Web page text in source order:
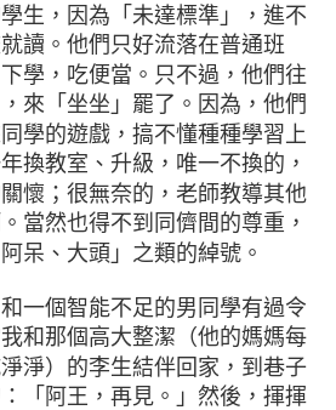
生，因為「未達標準」，進不
讀。他們只好流落在普通班
學，吃便當。只不過，他們往
來「坐坐」罷了。因為，他們
學的遊戲，搞不懂種種學習上
換教室、升級，唯一不換的，
懷；很無奈的，老師教導其他
當然也得不到同儕間的尊重，
呆、大頭」之類的綽號。
一個智能不足的男同學有過令
和那個高大整潔（他的媽媽每
淨）的李生結伴回家，到巷子
「阿王，再見。」然後，揮揮